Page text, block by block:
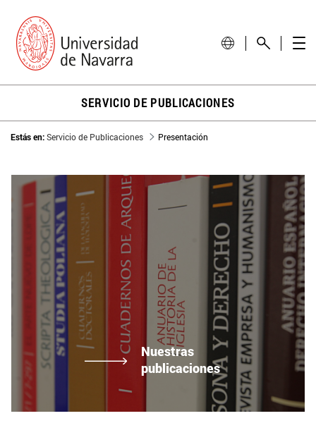
SERVICIO DE PUBLICACIONES
Estás en:Servicio de Publicaciones Presentación
Nuestras
publicaciones